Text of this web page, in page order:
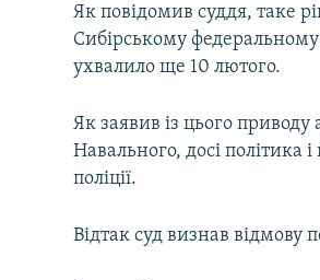
Як повідомив суддя, таке
Сибірському федеральному
ухвалило ще 10 лютого.
Як заявив із цього приводу
Навального, досі політика
поліції.
Відтак суд визнав відмову